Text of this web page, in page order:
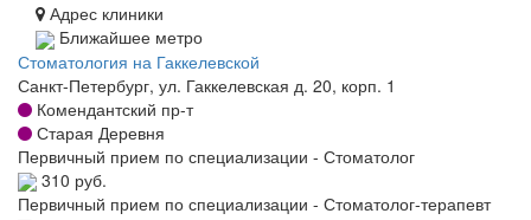
Адрес клиники
Ближайшее метро
Стоматология на Гаккелевской
Санкт-Петербург, ул. Гаккелевская д. 20, корп. 1
Комендантский пр-т
Старая Деревня
Первичный прием по специализации - Стоматолог
310 руб.
Первичный прием по специализации - Стоматолог-терапевт